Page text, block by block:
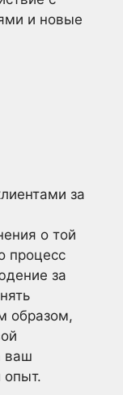
и новые
за
о той
процесс
за
образом,
ваш
опыт.